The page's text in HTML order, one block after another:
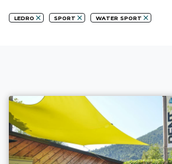
LEDRO SPORT WATER SPORT